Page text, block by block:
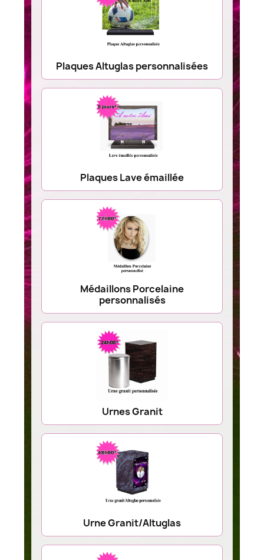
Plaques Altuglas personnalisées
Plaques Lave émaillée
Médaillons Porcelaine
personnalisés
Urnes Granit
Urne Granit/Altuglas